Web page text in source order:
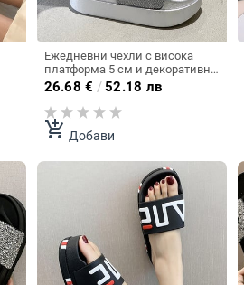
Ежедневни чехли с висока
платформа 5 см и декоративни
камъни
26.68 € /52.18 лв
add_shopping_cart Добави